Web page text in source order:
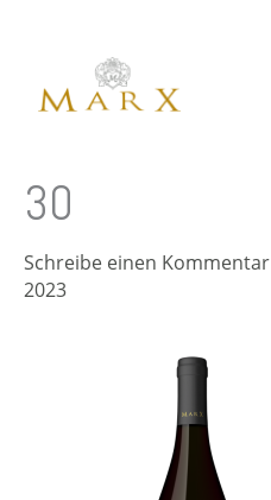
30
Schreibe einen Kommentar
2023